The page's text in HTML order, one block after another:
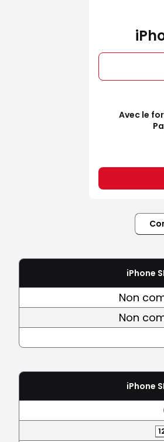
Avec le
iPhone
Non
Non
iPhone